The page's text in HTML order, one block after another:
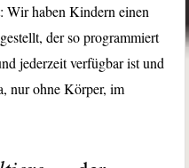
Wir haben Kindern einen
der so programmiert
jederzeit verfügbar ist und
nur ohne Körper, im